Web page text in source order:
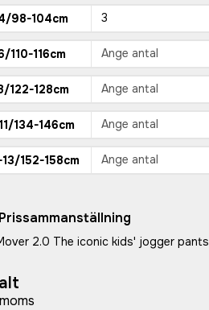
98-104cm
110-116cm
122-128cm
134-146cm
13/152-158cm
Prissammanställning
2.0 The iconic kids' jogger pants